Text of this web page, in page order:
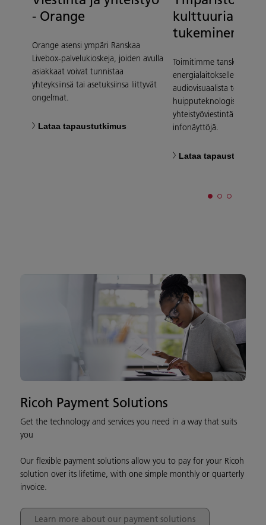
- Orange
Orange asensi ympäri Ranskaa
Livebox-palvelukioskeja, joiden avulla
asiakkaat voivat tunnistaa
yhteyksiinsä tai asetuksiinsa liittyvät
ongelmat.
Lataa tapaustutkimus
tukeminen
Toimitimme tanskalaiselle
energialaitokselle paino-
audiovisuaalista
huipputeknologisia
infonäyttöjä.
Lataa
Ricoh Payment Solutions
Get the technology and services you need in a way that suits
you
Our flexible payment solutions allow you to pay for your Ricoh
solution over its lifetime, with one simple monthly or quarterly
invoice.
Learn more about our payment solutions